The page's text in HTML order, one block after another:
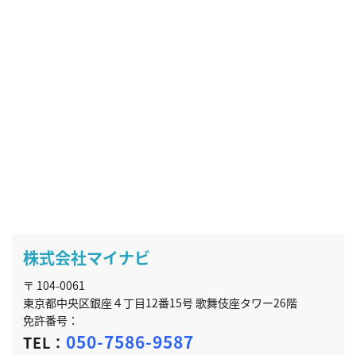
株式会社マイナビ
〒 104-0061
東京都中央区銀座４丁目12番15号 歌舞伎座タワー26階
免許番号：
TEL： 050-7586-9587